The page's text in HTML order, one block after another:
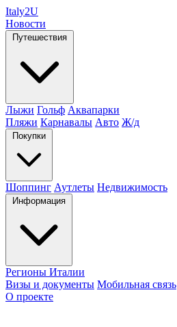
Italy2U
Новости
Путешествия
Лыжи Гольф Аквапарки
Пляжи Карнавалы Авто Ж/д
Покупки
Шоппинг Аутлеты Недвижимость
Информация
Регионы Италии
Визы и документы Мобильная связь
О проекте